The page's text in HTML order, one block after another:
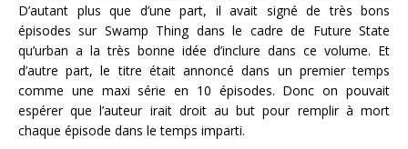
D’autant plus que d’une part, il avait signé de très bons
épisodes sur Swamp Thing dans le cadre de Future State
qu’urban a la très bonne idée d’inclure dans ce volume. Et
d’autre part, le titre était annoncé dans un premier temps
comme une maxi série en 10 épisodes. Donc on pouvait
espérer que l’auteur irait droit au but pour remplir à mort
chaque épisode dans le temps imparti.